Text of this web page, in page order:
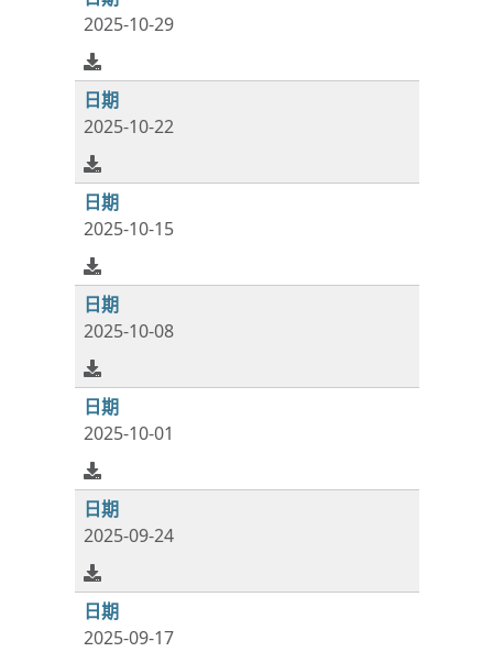
2025-10-29
2025-10-22
2025-10-15
2025-10-08
2025-10-01
2025-09-24
2025-09-17